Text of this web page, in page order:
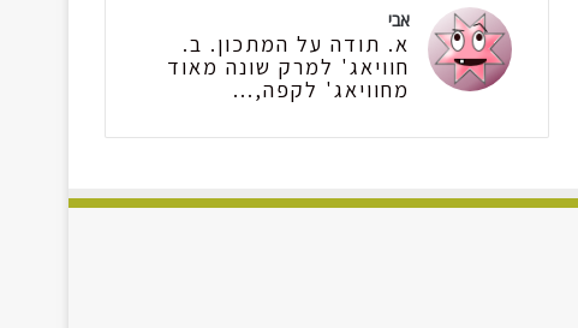
אבי
א. תודה על המתכון. ב.
חוויאג' למרק שונה מאוד
מחוויאג' לקפה,...